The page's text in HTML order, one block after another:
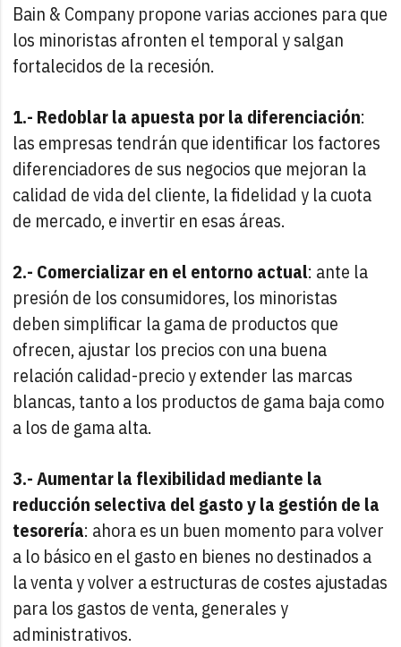
Bain & Company propone varias acciones para que
los minoristas afronten el temporal y salgan
fortalecidos de la recesión.
1.- Redoblar la apuesta por la diferenciación:
las empresas tendrán que identificar los factores
diferenciadores de sus negocios que mejoran la
calidad de vida del cliente, la fidelidad y la cuota
de mercado, e invertir en esas áreas.
2.- Comercializar en el entorno actual: ante la
presión de los consumidores, los minoristas
deben simplificar la gama de productos que
ofrecen, ajustar los precios con una buena
relación calidad-precio y extender las marcas
blancas, tanto a los productos de gama baja como
a los de gama alta.
3.- Aumentar la flexibilidad mediante la
reducción selectiva del gasto y la gestión de la
tesorería: ahora es un buen momento para volver
a lo básico en el gasto en bienes no destinados a
la venta y volver a estructuras de costes ajustadas
para los gastos de venta, generales y
administrativos.